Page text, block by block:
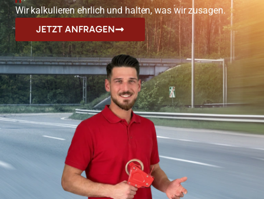
Wir kalkulieren ehrlich und halten, was wir zusagen.
JETZT ANFRAGEN